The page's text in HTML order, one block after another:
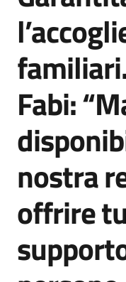
Fabi:
nostra
offrire